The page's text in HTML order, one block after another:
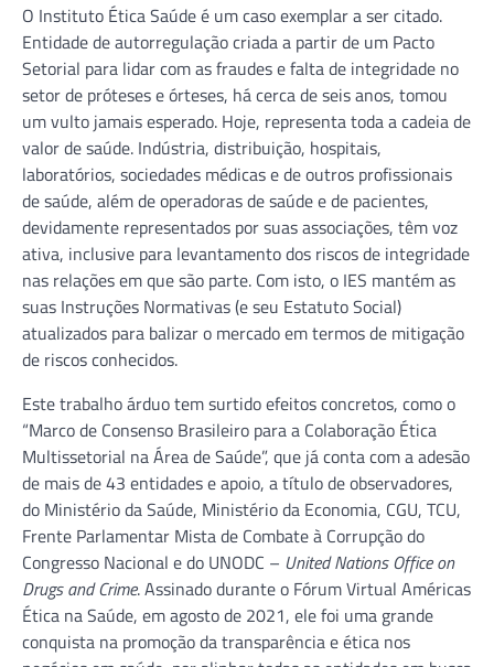
O Instituto Ética Saúde é um caso exemplar a ser citado.
Entidade de autorregulação criada a partir de um Pacto
Setorial para lidar com as fraudes e falta de integridade no
setor de próteses e órteses, há cerca de seis anos, tomou
um vulto jamais esperado. Hoje, representa toda a cadeia de
valor de saúde. Indústria, distribuição, hospitais,
laboratórios, sociedades médicas e de outros profissionais
de saúde, além de operadoras de saúde e de pacientes,
devidamente representados por suas associações, têm voz
ativa, inclusive para levantamento dos riscos de integridade
nas relações em que são parte. Com isto, o IES mantém as
suas Instruções Normativas (e seu Estatuto Social)
atualizados para balizar o mercado em termos de mitigação
de riscos conhecidos.
Este trabalho árduo tem surtido efeitos concretos, como o
“Marco de Consenso Brasileiro para a Colaboração Ética
Multissetorial na Área de Saúde”, que já conta com a adesão
de mais de 43 entidades e apoio, a título de observadores,
do Ministério da Saúde, Ministério da Economia, CGU, TCU,
Frente Parlamentar Mista de Combate à Corrupção do
Congresso Nacional e do UNODC – United Nations Office on
Drugs and Crime. Assinado durante o Fórum Virtual Américas
Ética na Saúde, em agosto de 2021, ele foi uma grande
conquista na promoção da transparência e ética nos